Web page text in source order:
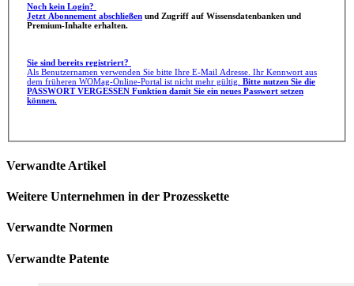
Noch kein Login?
Jetzt Abonnement abschließen
Premium-Inhalte erhalten.
Sie sind bereits registriert?
Als Benutzernamen verwenden Sie bitte Ihre E-Mail Adresse. Ihr Kennwort aus
dem früheren WOMag-Online-Portal ist nicht mehr gültig. Bitte nutzen Sie die
PASSWORT VERGESSEN Funktion damit Sie ein neues Passwort setzen
können.
Verwandte Artikel
Weitere Unternehmen in der Prozesskette
Verwandte Normen
Verwandte Patente